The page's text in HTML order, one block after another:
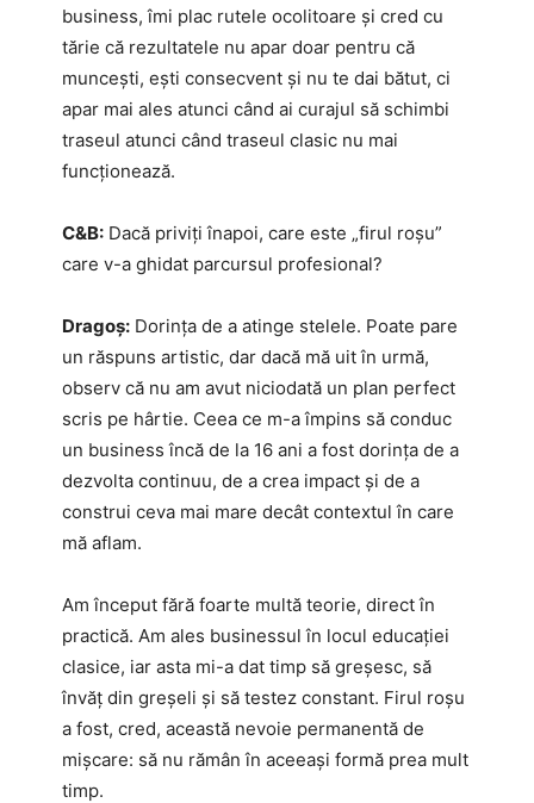
business, îmi plac rutele ocolitoare și cred cu
tărie că rezultatele nu apar doar pentru că
muncești, ești consecvent și nu te dai bătut, ci
apar mai ales atunci când ai curajul să schimbi
traseul atunci când traseul clasic nu mai
funcționează.
C&B: Dacă priviți înapoi, care este „firul roșu”
care v-a ghidat parcursul profesional?
Dragoș: Dorința de a atinge stelele. Poate pare
un răspuns artistic, dar dacă mă uit în urmă,
observ că nu am avut niciodată un plan perfect
scris pe hârtie. Ceea ce m-a împins să conduc
un business încă de la 16 ani a fost dorința de a
dezvolta continuu, de a crea impact și de a
construi ceva mai mare decât contextul în care
mă aflam.
Am început fără foarte multă teorie, direct în
practică. Am ales businessul în locul educației
clasice, iar asta mi-a dat timp să greșesc, să
învăț din greșeli și să testez constant. Firul roșu
a fost, cred, această nevoie permanentă de
mișcare: să nu rămân în aceeași formă prea mult
timp.